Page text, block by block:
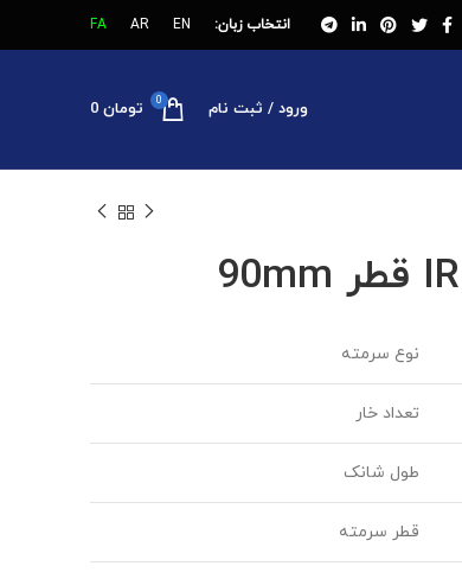
انتخاب زبان: EN
AR
FA
ورود / ثبت نام 0 تومان
نوع سرمته
تعداد خار
طول شانک
قطر سرمته